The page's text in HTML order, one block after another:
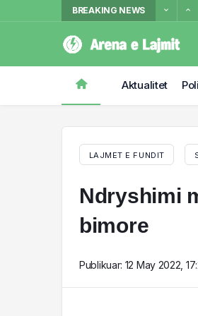
BREAKING NEWS
Aktualitet
LAJMET E FUNDIT
Ndryshimi
bimore
Publikuar: 12 May 2022,